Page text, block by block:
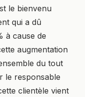
le bienvenu
qui a dû
à cause de
augmentation
du tout
le responsable
clientèle vient